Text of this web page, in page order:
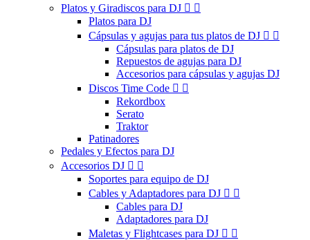
Platos y Giradiscos para DJ  
Platos para DJ
Cápsulas y agujas para tus platos de DJ  
Cápsulas para platos de DJ
Repuestos de agujas para DJ
Accesorios para cápsulas y agujas DJ
Discos Time Code  
Rekordbox
Serato
Traktor
Patinadores
Pedales y Efectos para DJ
Accesorios DJ  
Soportes para equipo de DJ
Cables y Adaptadores para DJ  
Cables para DJ
Adaptadores para DJ
Maletas y Flightcases para DJ  